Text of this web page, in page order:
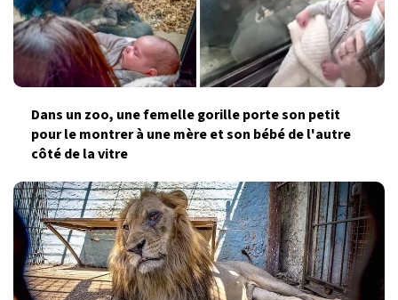
Dans un zoo, une femelle gorille porte son petit
pour le montrer à une mère et son bébé de l'autre
côté de la vitre